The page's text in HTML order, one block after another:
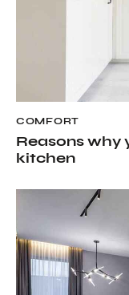
COMFORT
Reasons why
kitchen